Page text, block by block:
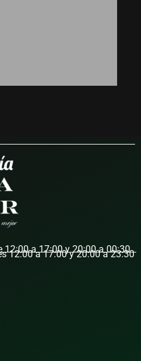
12:00 a 17:00 y 20:00 a 23:30
12:00 a 17:00 y 20:00 a 00:30